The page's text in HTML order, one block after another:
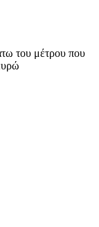
του μέτρου που